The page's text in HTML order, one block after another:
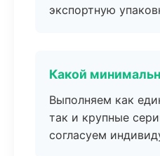
экспортную
Какой
Выполняем как
так и крупные
согласуем